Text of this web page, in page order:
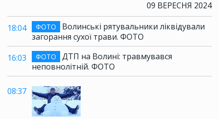
09 ВЕРЕСНЯ 2024
18:04 ФОТО
Волинські рятувальники ліквідували
загорання сухої трави. ФОТО
16:03
ФОТО
ДТП на Волині: травмувався
неповнолітній. ФОТО
08:37